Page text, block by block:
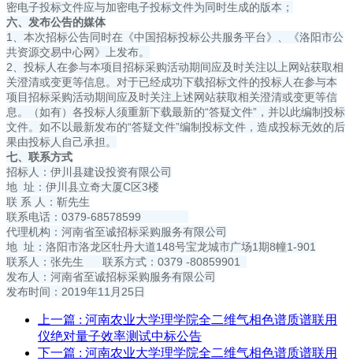
密电子投标文件应与加密电子投标文件为同时生成的版本；
六、发布公告的媒体
1、本次招标公告同时在《中国招标投标公共服务平台》、《洛阳市公
共资源交易中心网》上发布。
2、投标人在参与本项目招标采购活动期间应及时关注以上网站获取相
关澄清或变更等信息。对于已经成功下载招标文件的投标人在参与本
项目招标采购活动期间应及时关注上述网站获取相关澄清或变更等信
息。（如有）各投标人须重新下载最新的“答疑文件”，并以此编制投标
文件。如不以最新发布的“答疑文件”编制投标文件，造成投标无效的后
果由投标人自己承担。
七、联系方式
招标人：伊川县建设投资有限公司
地 址：伊川县立奇大厦C区3楼
联 系 人：靳先生
联系电话：0379-68578599
代理机构：河南省至诚招标采购服务有限公司
地 址：洛阳市洛龙区牡丹大道148号宝龙城市广场1期8幢1-901
联系人：张先生 联系方式：0379 -80859901
发布人：河南省至诚招标采购服务有限公司
发布时间：2019年11月25日
上一篇 : 河南农业大学理学院全二维气相色谱质谱联用
仪绝对量子效率测试中标公告
下一篇 : 河南农业大学理学院全二维气相色谱质谱联用